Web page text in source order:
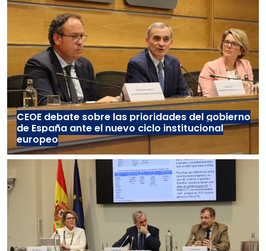
CEOE debate sobre las prioridades del gobierno
de España ante el nuevo ciclo institucional
europeo